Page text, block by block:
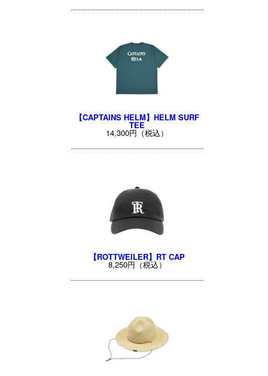
【CAPTAINS HELM】HELM SURF
TEE
14,300円（税込）
【ROTTWEILER】RT CAP
8,250円（税込）